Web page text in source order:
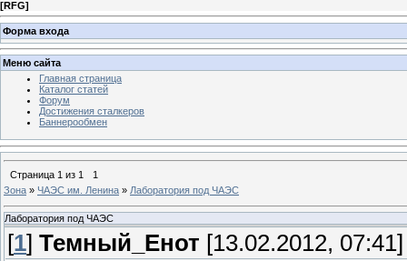
[RFG]
Форма входа
Меню сайта
Главная страница
Каталог статей
Форум
Достижения сталкеров
Баннерообмен
Страница 1 из 1
1
Зона » ЧАЭС им. Ленина » Лаборатория под ЧАЭС
Лаборатория под ЧАЭС
[1] Темный_Енот [13.02.2012, 07:41]